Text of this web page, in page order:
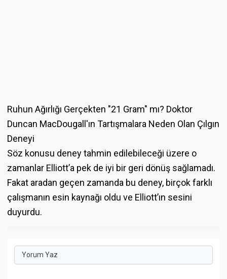
Ruhun Ağırlığı Gerçekten "21 Gram" mı? Doktor
Duncan MacDougall'ın Tartışmalara Neden Olan Çılgın
Deneyi
Söz konusu deney tahmin edilebileceği üzere o
zamanlar Elliott’a pek de iyi bir geri dönüş sağlamadı.
Fakat aradan geçen zamanda bu deney, birçok farklı
çalışmanın esin kaynağı oldu ve Elliott’ın sesini
duyurdu.
Yorum Yaz